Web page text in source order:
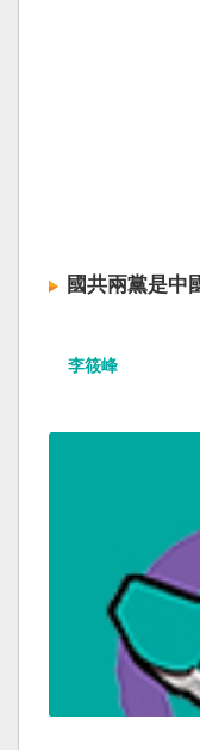
國共兩黨是中
李筱峰